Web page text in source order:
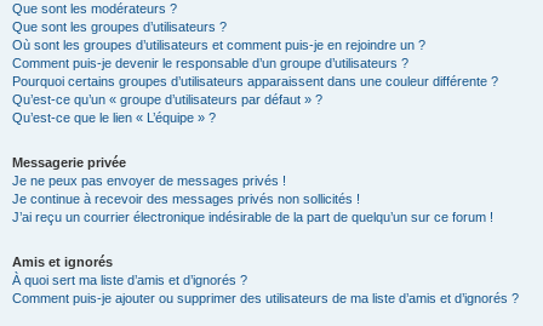
Que sont les modérateurs ?
Que sont les groupes d’utilisateurs ?
Où sont les groupes d’utilisateurs et comment puis-je en rejoindre un ?
Comment puis-je devenir le responsable d’un groupe d’utilisateurs ?
Pourquoi certains groupes d’utilisateurs apparaissent dans une couleur différente ?
Qu’est-ce qu’un « groupe d’utilisateurs par défaut » ?
Qu’est-ce que le lien « L’équipe » ?
Messagerie privée
Je ne peux pas envoyer de messages privés !
Je continue à recevoir des messages privés non sollicités !
J’ai reçu un courrier électronique indésirable de la part de quelqu’un sur ce forum !
Amis et ignorés
À quoi sert ma liste d’amis et d’ignorés ?
Comment puis-je ajouter ou supprimer des utilisateurs de ma liste d’amis et d’ignorés ?